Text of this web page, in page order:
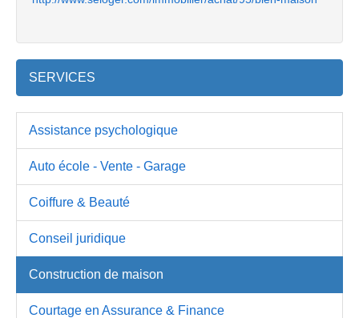
SERVICES
Assistance psychologique
Auto école - Vente - Garage
Coiffure & Beauté
Conseil juridique
Construction de maison
Courtage en Assurance & Finance